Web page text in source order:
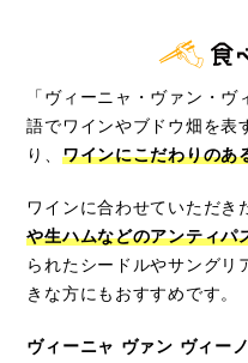
「ヴィーニャ・ヴァン・
語でワインやブドウ畑を表
り、 ワインにこだわりのあ
ワインに合わせていただき
や生ハムなどのアンティパ
られたシードルやサングリ
きな方にもおすすめです。
ヴィーニャ ヴァン ヴィー